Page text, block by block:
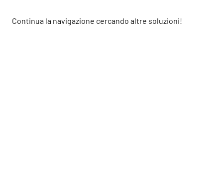
Continua la navigazione cercando altre soluzioni!